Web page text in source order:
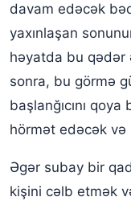
davam edəcək
yaxınlaşan
həyatda bu qədər
sonra, bu görmə
başlanğıcını
hörmət edəcək və
Əgər subay bir
kişini cəlb etmək